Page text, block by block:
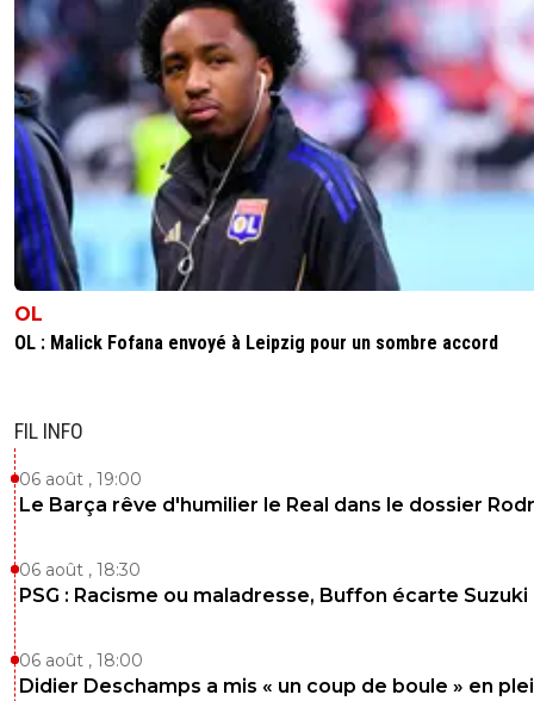
OL
OL : Malick Fofana envoyé à Leipzig pour un sombre accord
FIL INFO
06 août , 19:00
Le Barça rêve d'humilier le Real dans le dossier
06 août , 18:30
PSG : Racisme ou maladresse, Buffon écarte Suzuki
06 août , 18:00
Didier Deschamps a mis « un coup de boule » en